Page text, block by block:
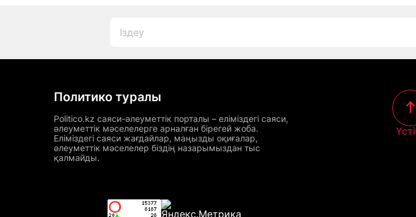
Политико туралы
Politico.kz саяси-әлеуметтік порталы – еліміздегі саяси,
әлеуметтік мәселелерге арналған бірегей жоба.
Еліміздегі саяси жағдайлар, маңызды оқиғалар,
әлеуметтік мәселелер біздің назарымыздан тыс
қалмайды.